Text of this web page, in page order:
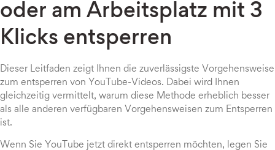
oder am Arbeitsplatz mit 3
Klicks entsperren
Dieser Leitfaden zeigt Ihnen die zuverlässigste Vorgehensweise
zum entsperren von YouTube-Videos. Dabei wird Ihnen
gleichzeitig vermittelt, warum diese Methode erheblich besser
als alle anderen verfügbaren Vorgehensweisen zum Entsperren
ist.
Wenn Sie YouTube jetzt direkt entsperren möchten, legen Sie